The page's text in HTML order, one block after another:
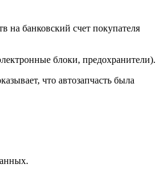
на банковский счет покупателя
блоки, предохранители).
что автозапчасть была